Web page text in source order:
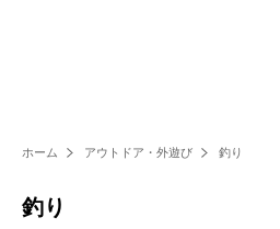
ホーム アウトドア・外遊び 釣り
釣り